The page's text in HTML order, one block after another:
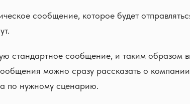
сообщение, которое будет
стандартное сообщение, и таким образом
можно сразу рассказать о
по нужному сценарию.